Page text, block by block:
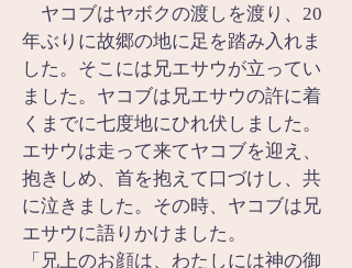
ヤコブはヤボクの渡しを渡り、20
年ぶりに故郷の地に足を踏み入れま
した。そこには兄エサウが立ってい
ました。ヤコブは兄エサウの許に着
くまでに七度地にひれ伏しました。
エサウは走って来てヤコブを迎え、
抱きしめ、首を抱えて口づけし、共
に泣きました。その時、ヤコブは兄
エサウに語りかけました。
「兄上のお顔は、わたしには神の御